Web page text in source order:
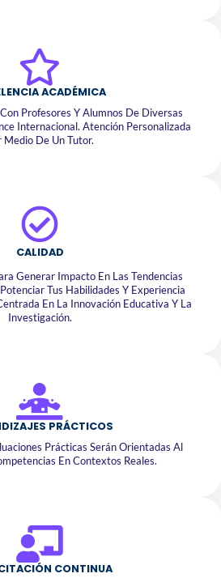
ACADÉMICA
Profesores Y Alumnos De Diversas
Internacional. Atención Personalizada
Medio De Un Tutor.
CALIDAD
Generar Impacto En Las Tendencias
Tus Habilidades Y Experiencia
En La Innovación Educativa Y La
Investigación.
PRÁCTICOS
Prácticas Serán Orientadas Al
En Contextos Reales.
CONTINUA